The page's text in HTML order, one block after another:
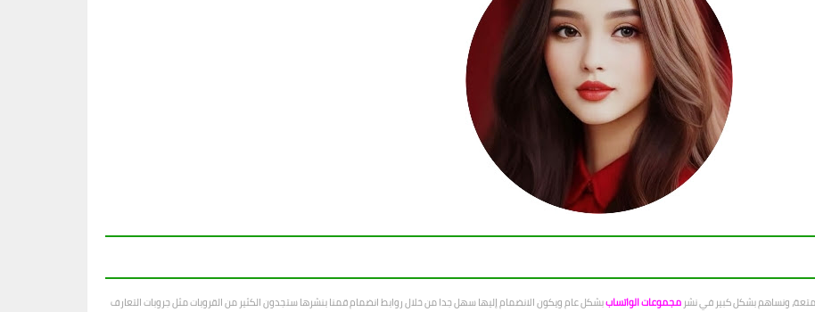
ونساهم بشكل كبير في نشر مجموعات الواتساببشكل عام ويكون الانضمام إليها سهل جدا من خلال روابط انضمام قمنا بنشرها ستجدون الكثير من القروبات مثل جروبات التعارف